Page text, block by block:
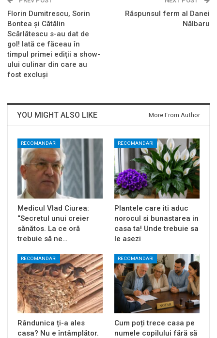
Florin Dumitrescu, Sorin
Bontea și Cătălin
Scărlătescu s-au dat de
gol! Iată ce făceau în
timpul primei ediții a show-
ului culinar din care au
fost excluși
Răspunsul ferm al Danei
Nălbaru
YOU MIGHT ALSO LIKE More From Author
RECOMANDARI
Medicul Vlad Ciurea:
“Secretul unui creier
sănătos. La ce oră
trebuie să ne…
RECOMANDARI
Plantele care iti aduc
norocul si bunastarea in
casa ta! Unde trebuie sa
le asezi
RECOMANDARI
Rândunica ți-a ales
casa? Nu e întâmplător.
RECOMANDARI
Cum poți trece casa pe
numele copilului fără să